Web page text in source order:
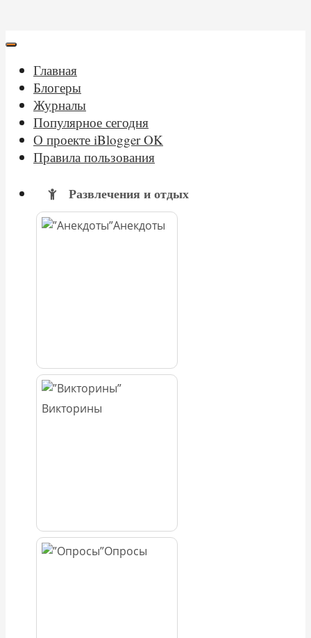
Главная
Блогеры
Журналы
Популярное сегодня
О проекте iBlogger OK
Правила пользования
Развлечения и отдых
Анекдоты
Викторины
Опросы